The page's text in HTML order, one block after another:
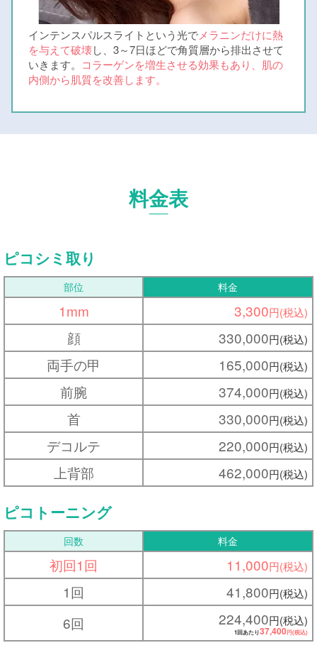
インテンスパルスライトという光でメラニンだけに熱
を与えて破壊し、3～7日ほどで角質層から排出させて
いきます。 コラーゲンを増生させる効果もあり、肌の
内側から肌質を改善します。
料金表
ピコシミ取り
部位 料金
1mm 3,300円(税込)
顔 330,000円(税込)
両手の甲 165,000円(税込)
前腕 374,000円(税込)
首 330,000円(税込)
デコルテ 220,000円(税込)
上背部 462,000円(税込)
ピコトーニング
回数 料金
初回1回 11,000円(税込)
1回 41,800円(税込)
6回 224,400円(税込)
1回あたり37,400円(税込)